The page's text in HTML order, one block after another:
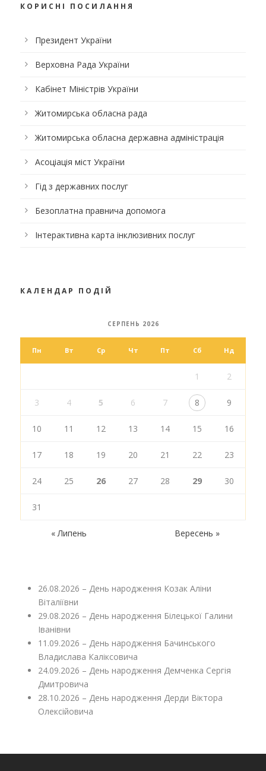
КОРИСНІ ПОСИЛАННЯ
Президент України
Верховна Рада України
Кабінет Міністрів України
Житомирська обласна рада
Житомирська обласна державна адміністрація
Асоціація міст України
Гід з державних послуг
Безоплатна правнича допомога
Інтерактивна карта інклюзивних послуг
КАЛЕНДАР ПОДІЙ
СЕРПЕНЬ 2026
Пн Вт Ср Чт Пт Сб Нд
1 2
3 4 5 6 7 8 9
10 11 12 13 14 15 16
17 18 19 20 21 22 23
24 25 26 27 28 29 30
31
« Липень Вересень »
26.08.2026 – День народження Козак Аліни
Віталіївни
29.08.2026 – День народження Білецької Галини
Іванівни
11.09.2026 – День народження Бачинського
Владислава Каліксовича
24.09.2026 – День народження Демченка Сергія
Дмитровича
28.10.2026 – День народження Дерди Віктора
Олексійовича